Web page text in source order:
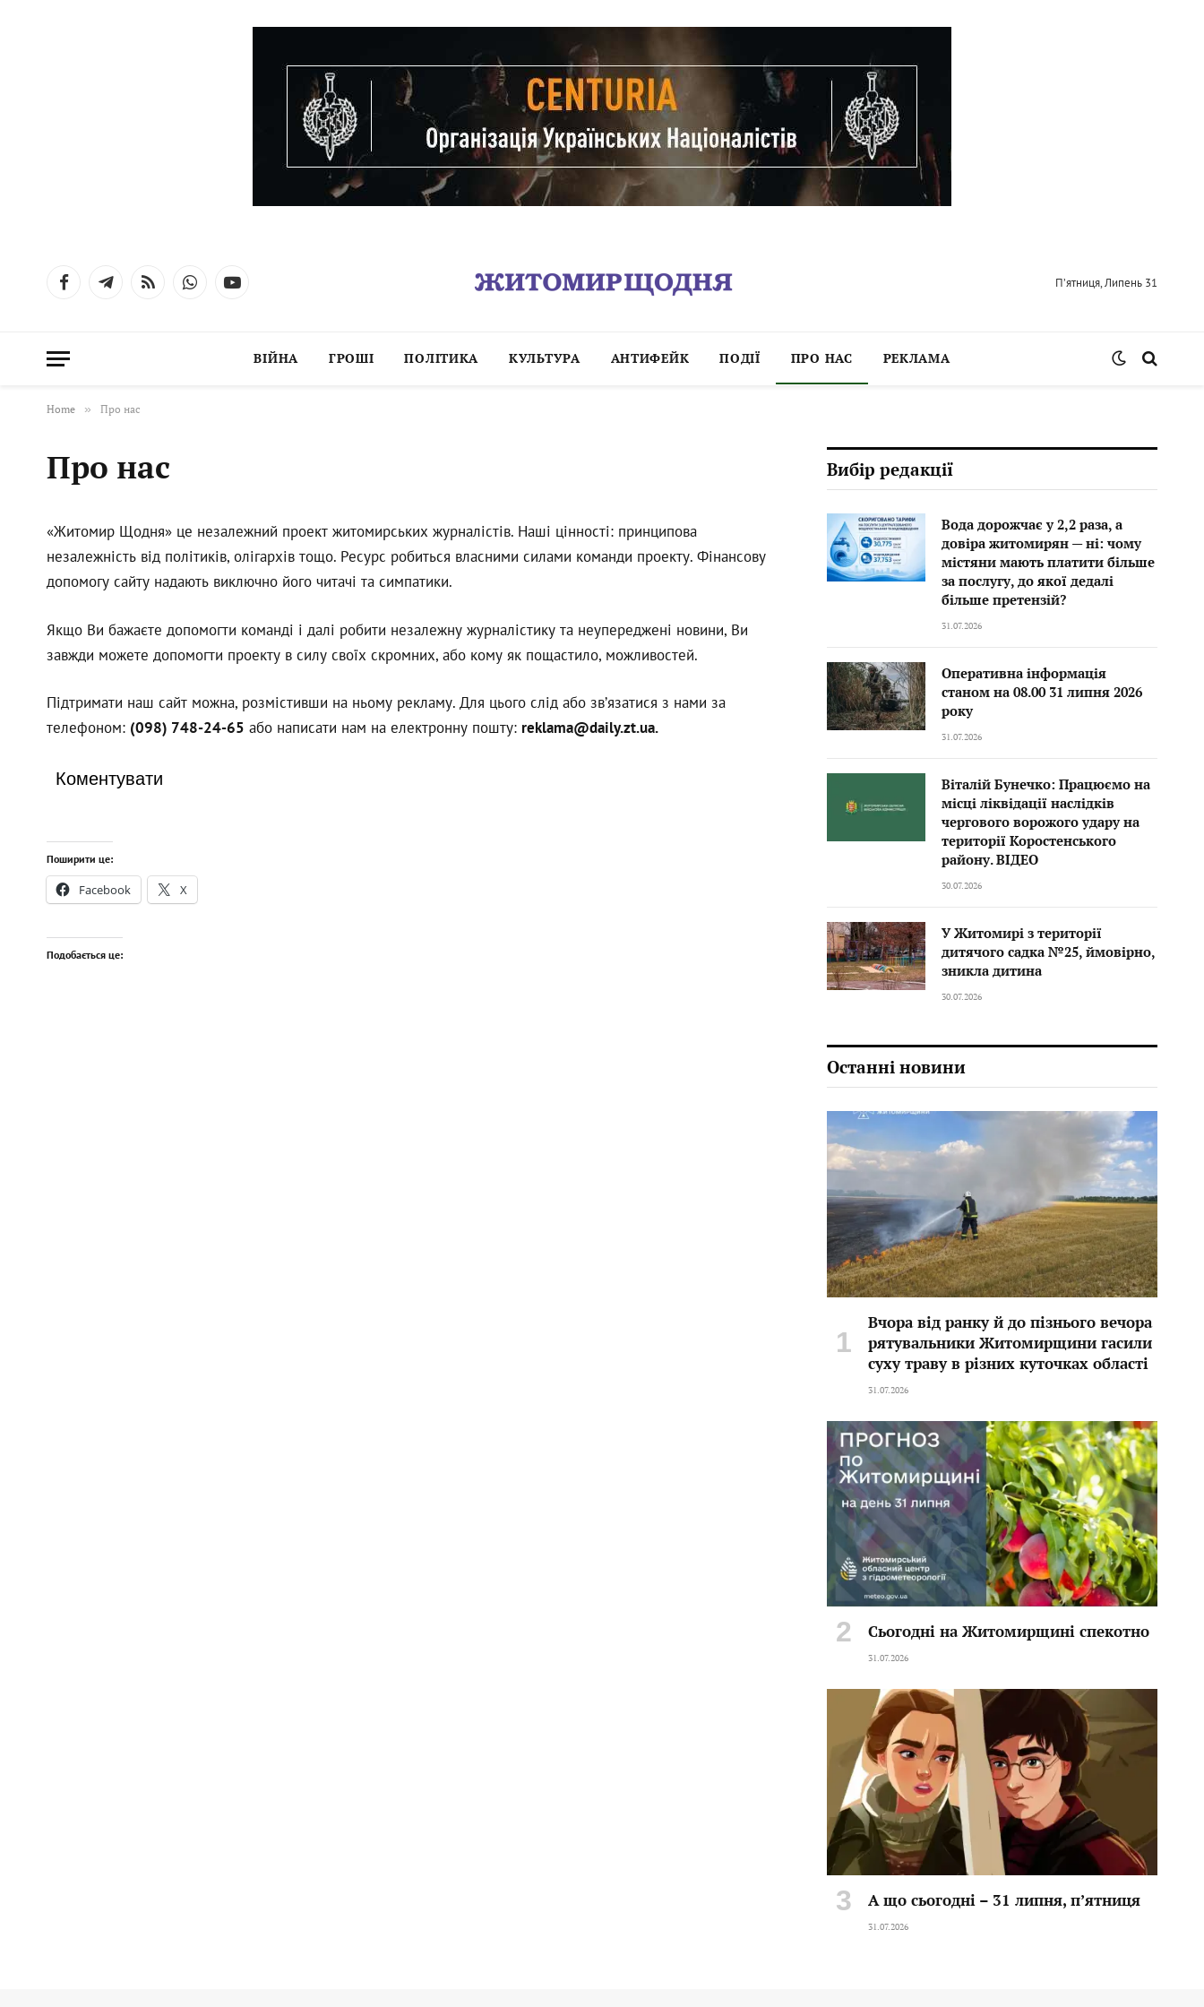
FacebookTelegramRSS WhatsAppYouTube П’ятниця, Липень 31
ВІЙНА ГРОШІ ПОЛІТИКА КУЛЬТУРА АНТИФЕЙК ПОДІЇ ПРО НАС РЕКЛАМА
Home » Про нас
Про нас
«Житомир Щодня» це незалежний проект житомирських журналістів. Наші цінності: принципова
незалежність від політиків, олігархів тощо. Ресурс робиться власними силами команди проекту. Фінансову
допомогу сайту надають виключно його читачі та симпатики.
Якщо Ви бажаєте допомогти команді і далі робити незалежну журналістику та неупереджені новини, Ви
завжди можете допомогти проекту в силу своїх скромних, або кому як пощастило, можливостей.
Підтримати наш сайт можна, розмістивши на ньому рекламу. Для цього слід або зв’язатися з нами за
телефоном: (098) 748-24-65 або написати нам на електронну пошту: reklama@daily.zt.ua.
Коментувати
Поширити це:
Facebook X
Подобається це:
Вибір редакції
Вода дорожчає у 2,2 раза, а
довіра житомирян — ні: чому
містяни мають платити більше
за послугу, до якої дедалі
більше претензій?
31.07.2026
Оперативна інформація
станом на 08.00 31 липня 2026
року
31.07.2026
Віталій Бунечко: Працюємо на
місці ліквідації наслідків
чергового ворожого удару на
території Коростенського
району. ВІДЕО
30.07.2026
У Житомирі з території
дитячого садка №25, ймовірно,
зникла дитина
30.07.2026
Останні новини
Вчора від ранку й до пізнього вечора
рятувальники Житомирщини гасили
суху траву в різних куточках області
31.07.2026
Сьогодні на Житомирщині спекотно
31.07.2026
А що сьогодні – 31 липня, пʼятниця
31.07.2026